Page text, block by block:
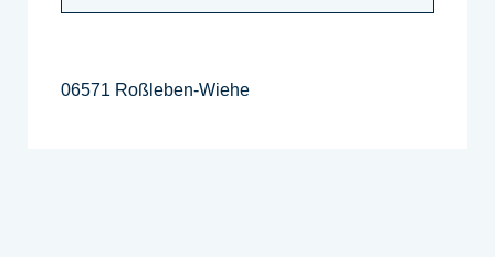
06571 Roßleben-Wiehe